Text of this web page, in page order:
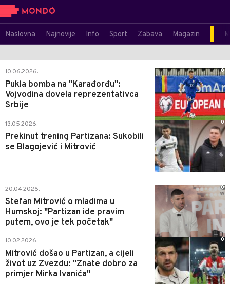
Naslovna Najnovije Info Sport Zabava Magazin
10.06.2026.
Pukla bomba na "Karađorđu":
Vojvodina dovela reprezentativca
Srbije
0
13.05.2026.
Prekinut trening Partizana: Sukobili
se Blagojević i Mitrović
0
20.04.2026.
Stefan Mitrović o mladima u
Humskoj: "Partizan ide pravim
putem, ovo je tek početak"
0
10.02.2026.
Mitrović došao u Partizan, a cijeli
život uz Zvezdu: "Znate dobro za
primjer Mirka Ivanića"
0